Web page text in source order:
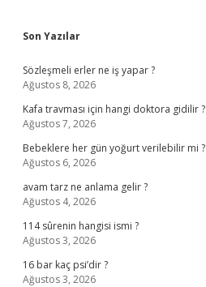
Sidebar
Son Yazılar
Sözleşmeli erler ne iş yapar ?
Ağustos 8, 2026
Kafa travması için hangi doktora gidilir ?
Ağustos 7, 2026
Bebeklere her gün yoğurt verilebilir mi ?
Ağustos 6, 2026
avam tarz ne anlama gelir ?
Ağustos 4, 2026
114 sûrenin hangisi ismi ?
Ağustos 3, 2026
16 bar kaç psi’dir ?
Ağustos 3, 2026